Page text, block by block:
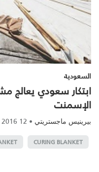
السعودية
ابتكار سعودي يعالج
الإسمنت
بيرينيس ماجستريتي •
12 June, 2016
CURING BLANKET